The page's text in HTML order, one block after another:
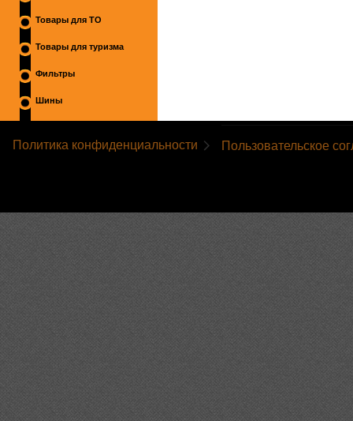
Товары для ТО
Товары для туризма
Фильтры
Шины
Политика конфиденциальности Пользовательское